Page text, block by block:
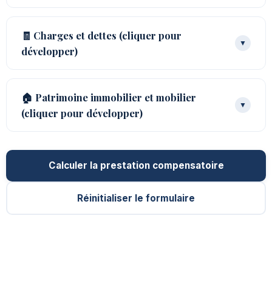
🧾 Charges et dettes (cliquer pour
développer)
▼
🏠 Patrimoine immobilier et mobilier
(cliquer pour développer)
▼
Calculer la prestation compensatoire
Réinitialiser le formulaire